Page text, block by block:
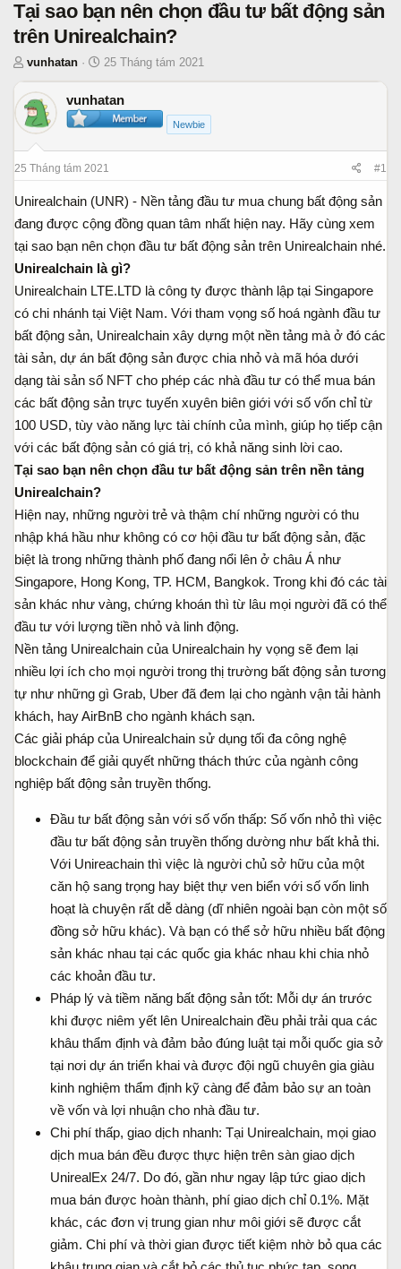
Tại sao bạn nên chọn đầu tư bất động sản
trên Unirealchain?
T
h
r
e
a
d
s
a
r
t
r
vunhatan
N
g
à
y
ắ
t
ầ
u
25 Tháng tám 2021
vunhatan
Newbie
25 Tháng tám 2021 #1
Unirealchain (UNR) - Nền tảng đầu tư mua chung bất động sản
đang được cộng đồng quan tâm nhất hiện nay. Hãy cùng xem
tại sao bạn nên chọn đầu tư bất động sản trên Unirealchain nhé.
Unirealchain là gì?
Unirealchain LTE.LTD là công ty được thành lập tại Singapore
có chi nhánh tại Việt Nam. Với tham vọng số hoá ngành đầu tư
bất động sản, Unirealchain xây dựng một nền tảng mà ở đó các
tài sản, dự án bất động sản được chia nhỏ và mã hóa dưới
dạng tài sản số NFT cho phép các nhà đầu tư có thể mua bán
các bất động sản trực tuyến xuyên biên giới với số vốn chỉ từ
100 USD, tùy vào năng lực tài chính của mình, giúp họ tiếp cận
với các bất động sản có giá trị, có khả năng sinh lời cao.
Tại sao bạn nên chọn đầu tư bất động sản trên nền tảng
Unirealchain?
Hiện nay, những người trẻ và thậm chí những người có thu
nhập khá hầu như không có cơ hội đầu tư bất động sản, đặc
biệt là trong những thành phố đang nổi lên ở châu Á như
Singapore, Hong Kong, TP. HCM, Bangkok. Trong khi đó các tài
sản khác như vàng, chứng khoán thì từ lâu mọi người đã có thể
đầu tư với lượng tiền nhỏ và linh động.
Nền tảng Unirealchain của Unirealchain hy vọng sẽ đem lại
nhiều lợi ích cho mọi người trong thị trường bất động sản tương
tự như những gì Grab, Uber đã đem lại cho ngành vận tải hành
khách, hay AirBnB cho ngành khách sạn.
Các giải pháp của Unirealchain sử dụng tối đa công nghệ
blockchain để giải quyết những thách thức của ngành công
nghiệp bất động sản truyền thống.
Đầu tư bất động sản với số vốn thấp: Số vốn nhỏ thì việc
đầu tư bất động sản truyền thống dường như bất khả thi.
Với Unireachain thì việc là người chủ sở hữu của một
căn hộ sang trọng hay biệt thự ven biển với số vốn linh
hoạt là chuyện rất dễ dàng (dĩ nhiên ngoài bạn còn một số
đồng sở hữu khác). Và bạn có thể sở hữu nhiều bất động
sản khác nhau tại các quốc gia khác nhau khi chia nhỏ
các khoản đầu tư.
Pháp lý và tiềm năng bất động sản tốt: Mỗi dự án trước
khi được niêm yết lên Unirealchain đều phải trải qua các
khâu thẩm định và đảm bảo đúng luật tại mỗi quốc gia sở
tại nơi dự án triển khai và được đội ngũ chuyên gia giàu
kinh nghiệm thẩm định kỹ càng để đảm bảo sự an toàn
về vốn và lợi nhuận cho nhà đầu tư.
Chi phí thấp, giao dịch nhanh: Tại Unirealchain, mọi giao
dịch mua bán đều được thực hiện trên sàn giao dịch
UnirealEx 24/7. Do đó, gần như ngay lập tức giao dịch
mua bán được hoàn thành, phí giao dịch chỉ 0.1%. Mặt
khác, các đơn vị trung gian như môi giới sẽ được cắt
giảm. Chi phí và thời gian được tiết kiệm nhờ bỏ qua các